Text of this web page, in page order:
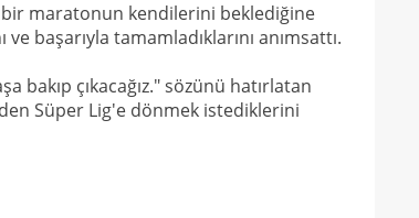
bir maratonun kendilerini beklediğine
başarıyla tamamladıklarını anımsattı.
bakıp çıkacağız." sözünü hatırlatan
Süper Lig'e dönmek istediklerini